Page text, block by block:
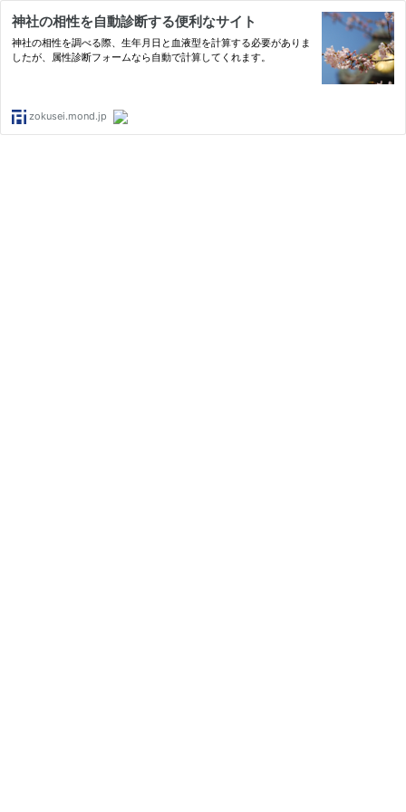
神社の相性を自動診断する便利なサイト
神社の相性を調べる際、生年月日と血液型を計算する必要がありま
したが、属性診断フォームなら自動で計算してくれます。
zokusei.mond.jp